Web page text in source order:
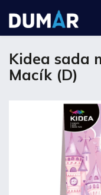
Kidea sada
Macík (D)